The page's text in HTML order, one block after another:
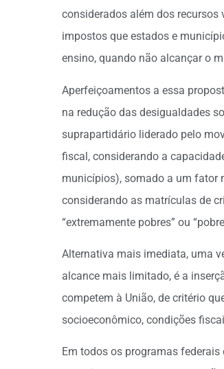
considerados além dos recursos
impostos que estados e
ensino, quando não alcançar o
Aperfeiçoamentos a essa
na redução das desigualdades
suprapartidário liderado pelo
fiscal, considerando a
municípios), somado a um fator
considerando as matrículas de
“extremamente pobres” ou
Alternativa mais imediata, uma
alcance mais limitado, é a
competem à União, de critério
socioeconômico, condições
Em todos os programas